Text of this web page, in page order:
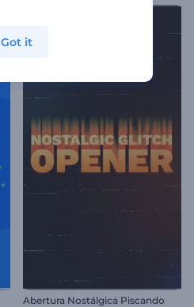
Abertura Nostálgica Piscando
Got it